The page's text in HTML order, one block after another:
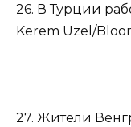
26. В Турции
Kerem Uzel/
27. Жители